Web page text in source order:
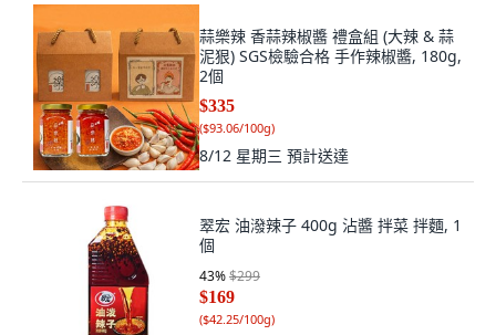
蒜樂辣 香蒜辣椒醬 禮盒組 (大辣 & 蒜
泥狠) SGS檢驗合格 手作辣椒醬, 180g,
2個
$335
($93.06/100g)
8/12 星期三 預計送達
翠宏 油潑辣子 400g 沾醬 拌菜 拌麵, 1
個
43%$299
$169
($42.25/100g)